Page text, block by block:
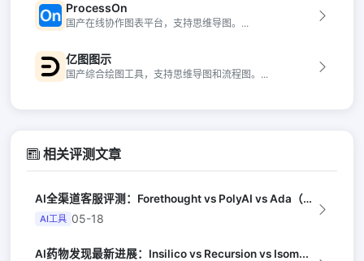
ProcessOn
国产在线协作图表平台，支持思维导图。...
亿图图示
国产综合绘图工具，支持思维导图和流程图。...
相关评测文章
AI全渠道客服评测：Forethought vs PolyAI vs Ada（G...
AI工具 05-18
AI药物发现最新进展：Insilico vs Recursion vs Isom...